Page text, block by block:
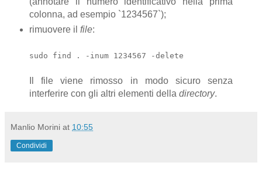
colonna, ad esempio `1234567`);
rimuovere il file:
sudo find . -inum 1234567 -delete
Il file viene rimosso in modo sicuro senza
interferire con gli altri elementi della directory.
Manlio Morini at 10:55
Condividi